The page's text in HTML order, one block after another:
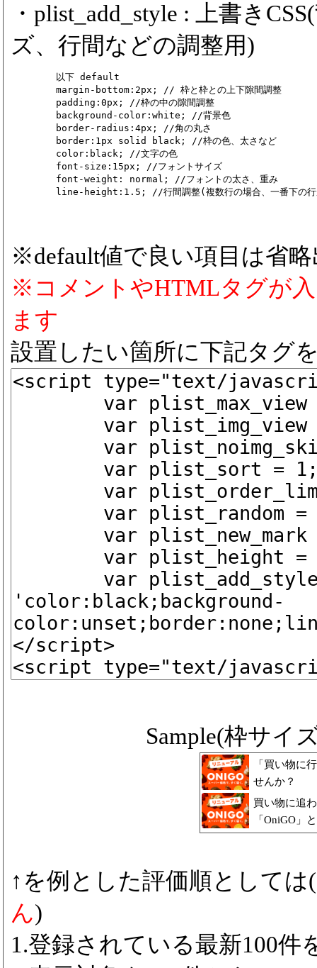
・plist_add_style : 上書き
ズ、行間などの調整用)
※default値で良い項目は省
※コメントやHTMLタグが
ます
設置したい箇所に下記タグ
Sample(枠サイ
「買い物に
せんか？
買い物に追
「OniGO」
↑を例とした評価順としては(
ん)
1.登録されている最新100件